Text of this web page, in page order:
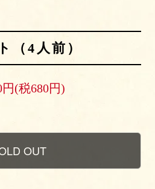
（4人前）
円(税680円)
OUT